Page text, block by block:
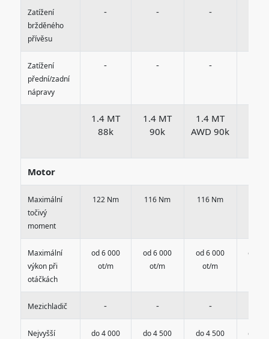
Zatížení
bržděného
přívěsu
- - -
Zatížení
přední/zadní
nápravy
- - -
1.4 MT
88k
1.4 MT
90k
1.4 MT
AWD 90k
Motor
Maximální
točivý
moment
122 Nm 116 Nm 116 Nm
Maximální
výkon při
otáčkách
od 6 000
ot/m
od 6 000
ot/m
od 6 000
ot/m
od 6
Mezichladič - - -
Nejvyšší
do 4 000
do 4 500
do 4 500
do 4